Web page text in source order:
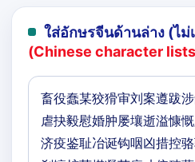
ใส่อักษรจีนด้านล่าง (ไม่
(Chinese character